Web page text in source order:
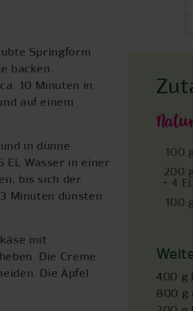
Springform
backen.
10 Minuten in
auf einem
in dünne
EL Wasser in einer
bis sich der
Minuten dünsten
mit
Die Creme
Die Äpfel
100
200
+ 4
100
400 g
800 g